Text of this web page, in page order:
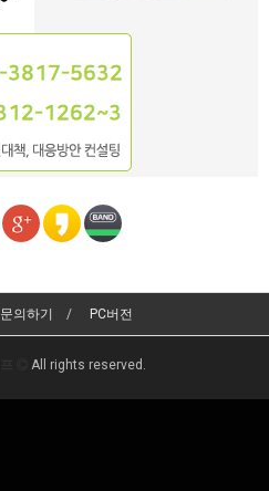
문의하기 PC버전
All rights reserved.